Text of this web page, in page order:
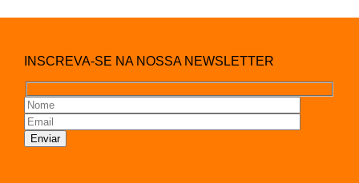
INSCREVA-SE NA NOSSA NEWSLETTER